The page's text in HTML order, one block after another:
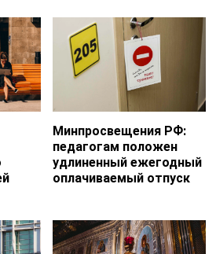
Минпросвещения РФ:
педагогам положен
удлиненный ежегодный
оплачиваемый отпуск